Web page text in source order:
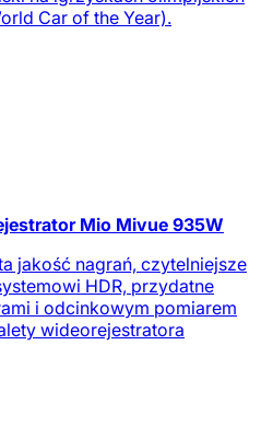
Car of the Year).
Mio Mivue 935W
jakość nagrań, czytelniejsze
HDR, przydatne
i odcinkowym pomiarem
wideorejestratora